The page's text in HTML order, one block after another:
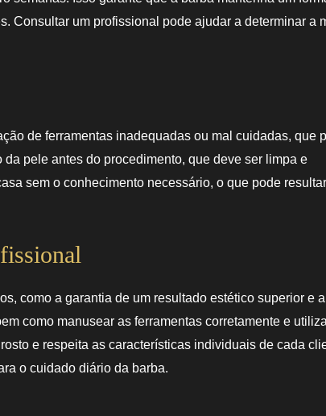
Consultar um profissional pode ajudar a determinar a
de ferramentas inadequadas ou mal cuidadas, que
pele antes do procedimento, que deve ser limpa e
sem o conhecimento necessário, o que pode
como a garantia de um resultado estético superior e a
como manusear as ferramentas corretamente e
e respeita as características individuais de cada
o cuidado diário da barba.